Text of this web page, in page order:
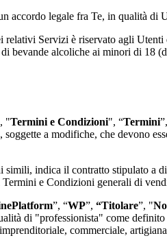
accordo legale fra Te, in qualità
relativi Servizi è riservato agli
bevande alcoliche ai minori di 18
"Termini e Condizioni", “Termini
, soggette a modifiche, che devono
simili, indica il contratto stipulato a
e Condizioni generali di
”, “WP”, “Titolare”, "
di "professionista" come
commerciale,